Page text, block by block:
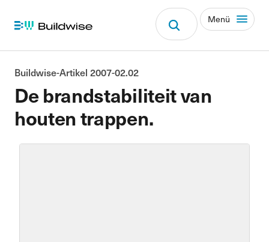
Menü
De brandstabiliteit van
houten trappen.
Buildwise-Artikel 2007-02.02